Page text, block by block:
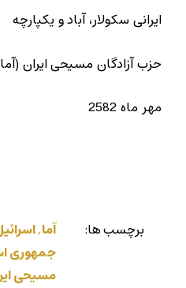
ایرانی سکولار، آباد و یکپارچه
حزب آزادگان مسیحی ایران
مهر ماه 2582
برچسب ها: آما,
جمهوری
مسیحی